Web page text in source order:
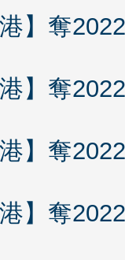
】奪
】奪
】奪
】奪